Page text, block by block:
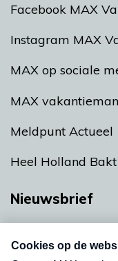
Facebook MAX
Instagram MAX
MAX op sociale
MAX vakantieman
Meldpunt Actueel
Heel Holland Bakt
Nieuwsbrief
nieuwsbrief. Elke